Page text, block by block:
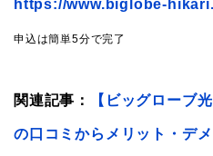
https://www.biglobe-
申込は簡単5分で完了
関連記事： 【ビッグローブ
の口コミからメリット・デ